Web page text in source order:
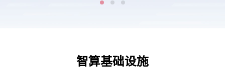
智算基础设施